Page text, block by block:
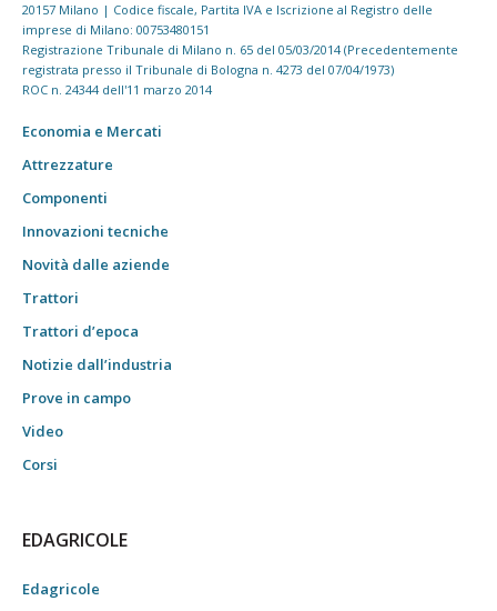
20157 Milano | Codice fiscale, Partita IVA e Iscrizione al Registro delle
imprese di Milano: 00753480151
Registrazione Tribunale di Milano n. 65 del 05/03/2014 (Precedentemente
registrata presso il Tribunale di Bologna n. 4273 del 07/04/1973)
ROC n. 24344 dell'11 marzo 2014
Economia e Mercati
Attrezzature
Componenti
Innovazioni tecniche
Novità dalle aziende
Trattori
Trattori d’epoca
Notizie dall’industria
Prove in campo
Video
Corsi
EDAGRICOLE
Edagricole